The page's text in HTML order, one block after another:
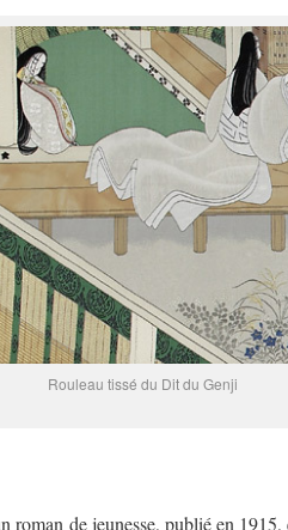
Rouleau tissé du Dit du Genji
roman de jeunesse, publié en 1915,